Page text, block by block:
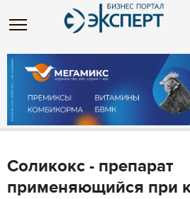
Cоликокс - препарат
применяющийся при